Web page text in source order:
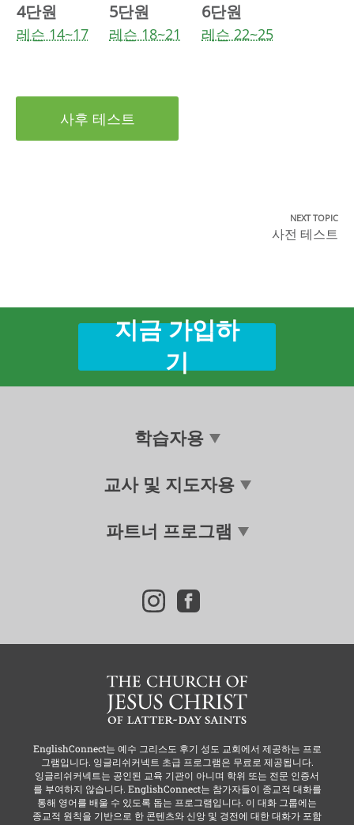
4단원
레슨 14~17
5단원
레슨 18~21
6단원
레슨 22~25
사후 테스트
NEXT TOPIC
사전 테스트
지금 가입하
기
학습자용
교사 및 지도자용
파트너 프로그램
i
t
g
r
a
m
f
e
o
o
k
EnglishConnect는 예수 그리스도 후기 성도 교회에서 제공하는 프로
그램입니다. 잉글리쉬커넥트 초급 프로그램은 무료로 제공됩니다.
잉글리쉬커넥트는 공인된 교육 기관이 아니며 학위 또는 전문 인증서
를 부여하지 않습니다. EnglishConnect는 참가자들이 종교적 대화를
통해 영어를 배울 수 있도록 돕는 프로그램입니다. 이 대화 그룹에는
종교적 원칙을 기반으로 한 콘텐츠와 신앙 및 경전에 대한 대화가 포함